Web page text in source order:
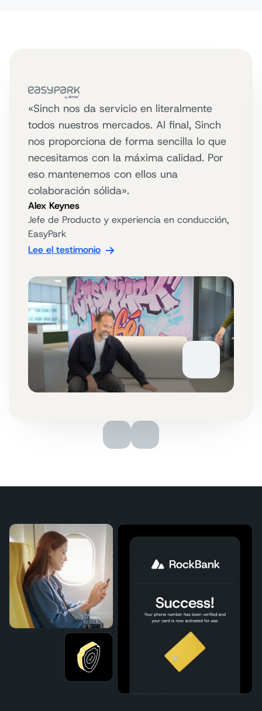
«Sinch nos da servicio en literalmente
todos nuestros mercados. Al final, Sinch
nos proporciona de forma sencilla lo que
necesitamos con la máxima calidad. Por
eso mantenemos con ellos una
colaboración sólida».
Alex Keynes
Jefe de Producto y experiencia en conducción,
EasyPark
Lee el testimonio